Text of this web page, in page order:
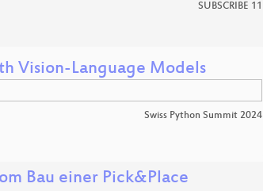
SUBSCRIBE 11
Vision-Language Models
Swiss Python Summit 2024
Bau einer Pick&Place